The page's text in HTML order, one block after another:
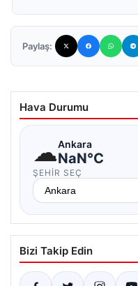
Paylaş:
Hava Durumu
☁Ankara
NaN°C
ŞEHIR SEÇ
Bizi Takip Edin